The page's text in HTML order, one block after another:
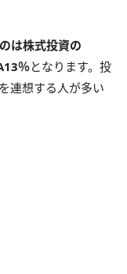
は株式投資の
％となります。投
連想する人が多い